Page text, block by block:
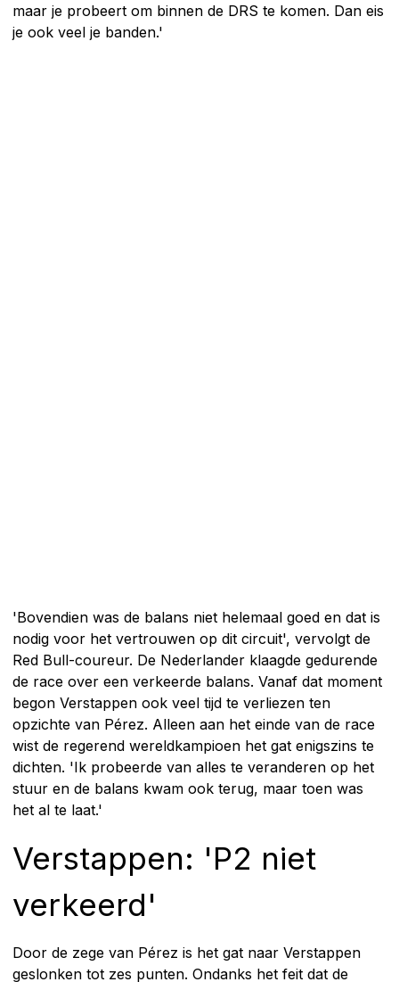
maar je probeert om binnen de DRS te komen. Dan eis
je ook veel je banden.'
'Bovendien was de balans niet helemaal goed en dat is
nodig voor het vertrouwen op dit circuit', vervolgt de
Red Bull-coureur. De Nederlander klaagde gedurende
de race over een verkeerde balans. Vanaf dat moment
begon Verstappen ook veel tijd te verliezen ten
opzichte van Pérez. Alleen aan het einde van de race
wist de regerend wereldkampioen het gat enigszins te
dichten. 'Ik probeerde van alles te veranderen op het
stuur en de balans kwam ook terug, maar toen was
het al te laat.'
Verstappen: 'P2 niet
verkeerd'
Door de zege van Pérez is het gat naar Verstappen
geslonken tot zes punten. Ondanks het feit dat de